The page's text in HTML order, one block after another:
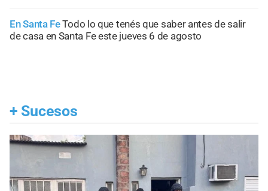
En Santa FeTodo lo que tenés que saber antes de salir
de casa en Santa Fe este jueves 6 de agosto
+ Sucesos